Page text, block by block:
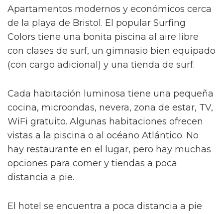
Apartamentos modernos y económicos cerca
de la playa de Bristol. El popular Surfing
Colors tiene una bonita piscina al aire libre
con clases de surf, un gimnasio bien equipado
(con cargo adicional) y una tienda de surf.
Cada habitación luminosa tiene una pequeña
cocina, microondas, nevera, zona de estar, TV,
WiFi gratuito. Algunas habitaciones ofrecen
vistas a la piscina o al océano Atlántico. No
hay restaurante en el lugar, pero hay muchas
opciones para comer y tiendas a poca
distancia a pie.
El hotel se encuentra a poca distancia a pie